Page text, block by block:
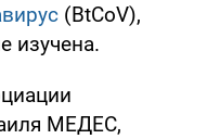
(BtCoV),
изучена.
МЕДЕС,